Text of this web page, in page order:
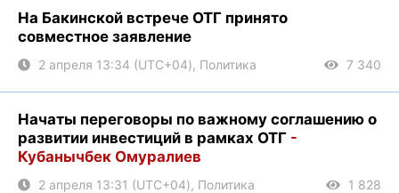
На Бакинской встрече ОТГ принято
совместное заявление
2 апреля 13:34 (UTC+04), Политика 7 340
Начаты переговоры по важному соглашению о
развитии инвестиций в рамках ОТГ -
Кубанычбек Омуралиев
2 апреля 13:31 (UTC+04), Политика 1 828